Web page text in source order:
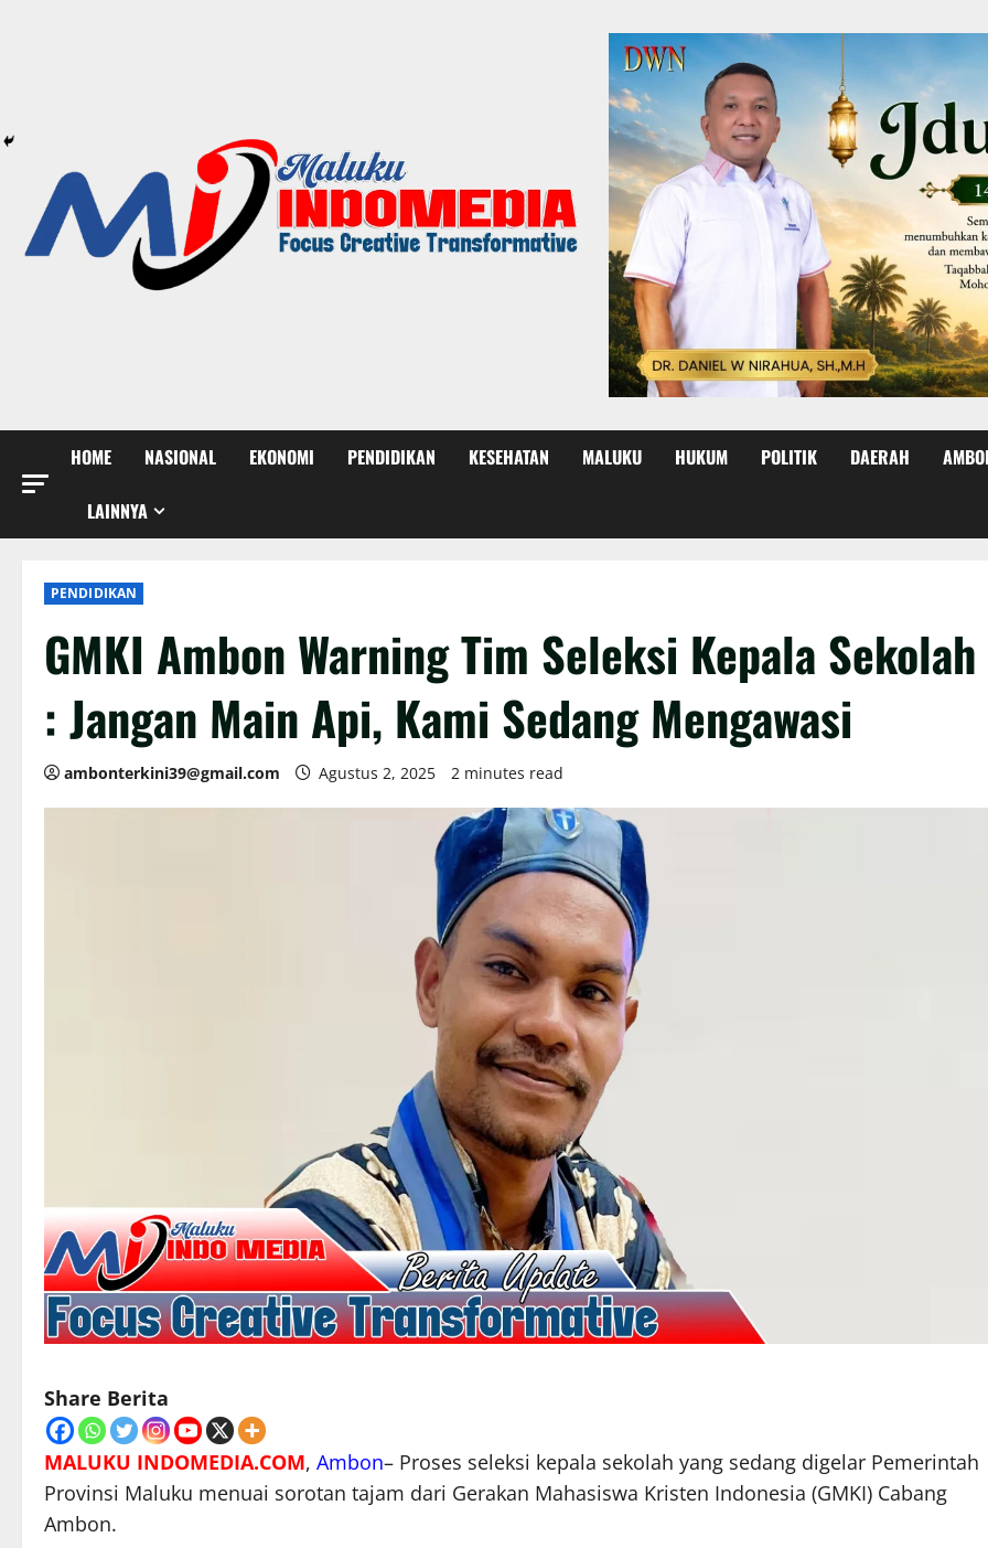
HOME NASIONAL EKONOMI PENDIDIKAN KESEHATAN MALUKU HUKUM POLITIK DAERAH
LAINNYA
PENDIDIKAN
GMKI Ambon Warning Tim Seleksi Kepala Sekolah
: Jangan Main Api, Kami Sedang Mengawasi
ambonterkini39@gmail.com Agustus 2, 2025 2 minutes read
Share Berita
MALUKU INDOMEDIA.COM, Ambon– Proses seleksi kepala sekolah yang sedang digelar Pemerintah
Provinsi Maluku menuai sorotan tajam dari Gerakan Mahasiswa Kristen Indonesia (GMKI) Cabang
Ambon.